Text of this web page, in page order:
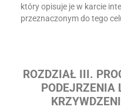
który opisuje je w karcie
przeznaczonym do tego
ROZDZIAŁ III.
PODEJRZENIA